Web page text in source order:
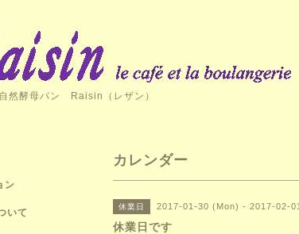
然酵母パン Raisin（レザン）
カレンダー
休業日 2017-01-30 (Mon) - 2017-02-
休業日です
ン
いて